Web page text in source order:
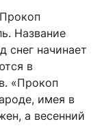
Название
снег начинает
в
«Прокоп
имея в
а весенний